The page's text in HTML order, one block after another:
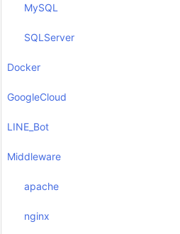
MySQL
SQLServer
Docker
GoogleCloud
LINE_Bot
Middleware
apache
nginx